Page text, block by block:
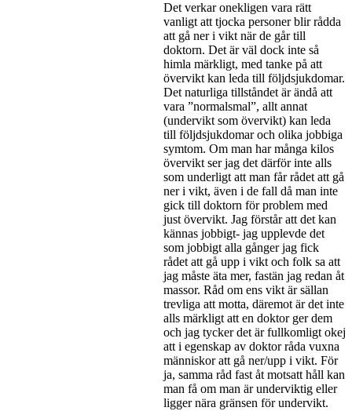
Det verkar onekligen vara rätt
vanligt att tjocka personer blir rådda
att gå ner i vikt när de går till
doktorn. Det är väl dock inte så
himla märkligt, med tanke på att
övervikt kan leda till följdsjukdomar.
Det naturliga tillståndet är ändå att
vara ”normalsmal”, allt annat
(undervikt som övervikt) kan leda
till följdsjukdomar och olika jobbiga
symtom. Om man har många kilos
övervikt ser jag det därför inte alls
som underligt att man får rådet att gå
ner i vikt, även i de fall då man inte
gick till doktorn för problem med
just övervikt. Jag förstår att det kan
kännas jobbigt- jag upplevde det
som jobbigt alla gånger jag fick
rådet att gå upp i vikt och folk sa att
jag måste äta mer, fastän jag redan åt
massor. Råd om ens vikt är sällan
trevliga att motta, däremot är det inte
alls märkligt att en doktor ger dem
och jag tycker det är fullkomligt okej
att i egenskap av doktor råda vuxna
människor att gå ner/upp i vikt. För
ja, samma råd fast åt motsatt håll kan
man få om man är underviktig eller
ligger nära gränsen för undervikt.